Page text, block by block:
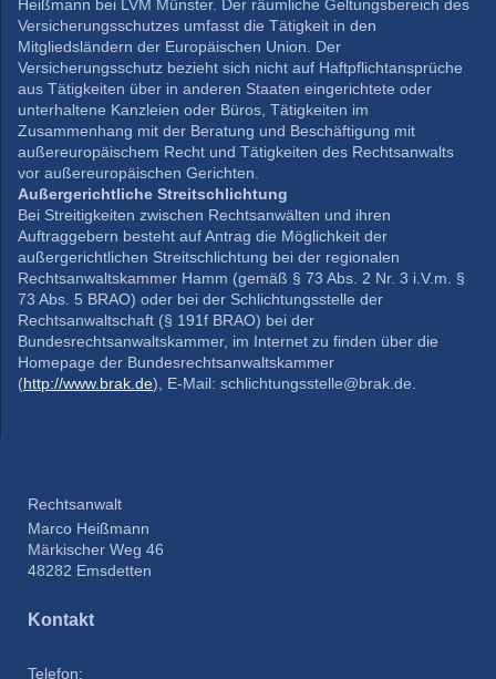
Heißmann bei LVM Münster. Der räumliche Geltungsbereich des
Versicherungsschutzes umfasst die Tätigkeit in den
Mitgliedsländern der Europäischen Union. Der
Versicherungsschutz bezieht sich nicht auf Haftpflichtansprüche
aus Tätigkeiten über in anderen Staaten eingerichtete oder
unterhaltene Kanzleien oder Büros, Tätigkeiten im
Zusammenhang mit der Beratung und Beschäftigung mit
außereuropäischem Recht und Tätigkeiten des Rechtsanwalts
vor außereuropäischen Gerichten.
Außergerichtliche Streitschlichtung
Bei Streitigkeiten zwischen Rechtsanwälten und ihren
Auftraggebern besteht auf Antrag die Möglichkeit der
außergerichtlichen Streitschlichtung bei der regionalen
Rechtsanwaltskammer Hamm (gemäß § 73 Abs. 2 Nr. 3 i.V.m. §
73 Abs. 5 BRAO) oder bei der Schlichtungsstelle der
Rechtsanwaltschaft (§ 191f BRAO) bei der
Bundesrechtsanwaltskammer, im Internet zu finden über die
Homepage der Bundesrechtsanwaltskammer
(http://www.brak.de), E‐Mail: schlichtungsstelle@brak.de.
Rechtsanwalt
Marco Heißmann
Märkischer Weg 46
48282 Emsdetten
Kontakt
Telefon: